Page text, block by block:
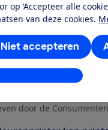
op ‘Accepteer alle
van deze cookies.
Niet accepteren
aanpassen
dit product
door de